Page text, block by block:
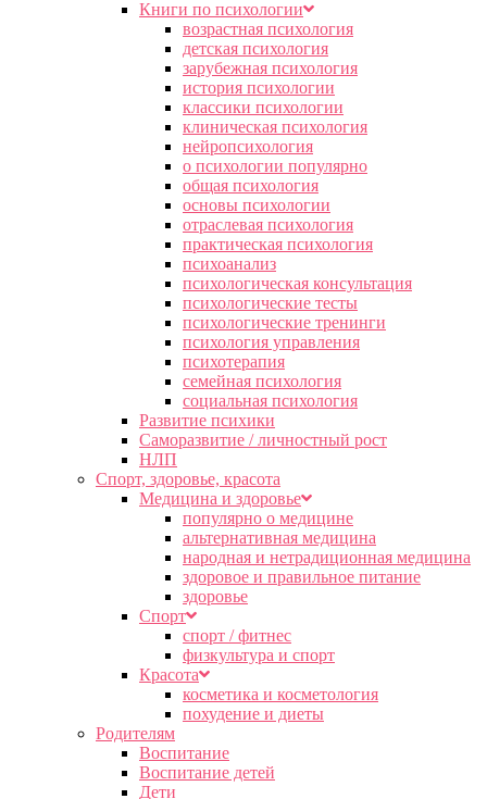
Книги по психологии
возрастная психология
детская психология
зарубежная психология
история психологии
классики психологии
клиническая психология
нейропсихология
о психологии популярно
общая психология
основы психологии
отраслевая психология
практическая психология
психоанализ
психологическая консультация
психологические тесты
психологические тренинги
психология управления
психотерапия
семейная психология
социальная психология
Развитие психики
Саморазвитие / личностный рост
НЛП
Спорт, здоровье, красота
Медицина и здоровье
популярно о медицине
альтернативная медицина
народная и нетрадиционная медицина
здоровое и правильное питание
здоровье
Спорт
спорт / фитнес
физкультура и спорт
Красота
косметика и косметология
похудение и диеты
Родителям
Воспитание
Воспитание детей
Дети